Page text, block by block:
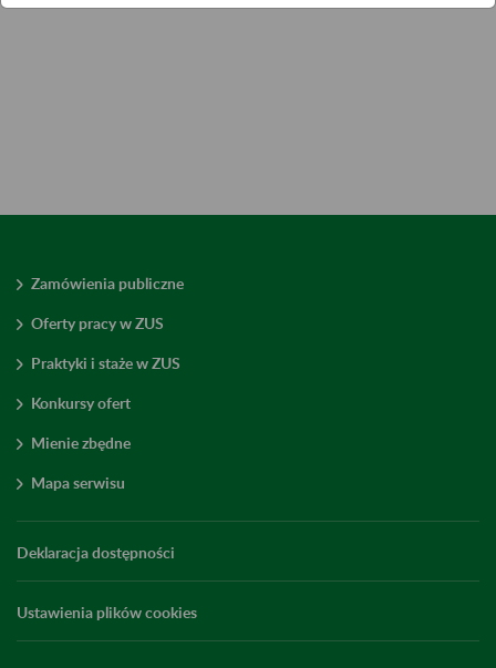
Zamówienia publiczne
Oferty pracy w ZUS
Praktyki i staże w ZUS
Konkursy ofert
Mienie zbędne
Mapa serwisu
Deklaracja dostępności
Ustawienia plików cookies